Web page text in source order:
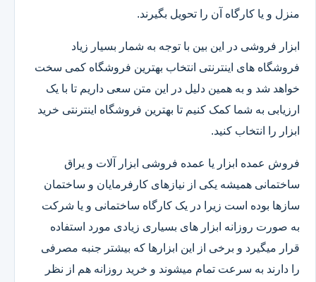
منزل و یا کارگاه آن را تحویل بگیرند.
ابزار فروشی در این بین با توجه به شمار بسیار زیاد
فروشگاه های اینترنتی انتخاب بهترین فروشگاه کمی سخت
خواهد شد و به همین دلیل در این متن سعی داریم تا با یک
ارزیابی به شما کمک کنیم تا بهترین فروشگاه اینترنتی خرید
ابزار را انتخاب کنید.
فروش عمده ابزار یا عمده فروشی ابزار آلات و یراق
ساختمانی همیشه یکی از نیازهای کارفرمایان و ساختمان
سازها بوده است زیرا در یک کارگاه ساختمانی و یا شرکت
به صورت روزانه ابزار های بسیاری زیادی مورد استفاده
قرار میگیرد و برخی از این ابزارها که بیشتر جنبه مصرفی
را دارند به سرعت تمام میشوند و خرید روزانه هم از نظر